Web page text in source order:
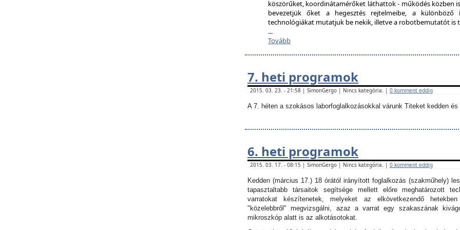
köszörűket, koordinátamérőket láthattok - működés közben
bevezetjük őket a hegesztés rejtelmeibe, a különböző
technológiákat mutatjuk be nekik, illetve a robotbemutatót is
...
Tovább
7. heti programok
2015. 03. 23. - 21:58 | SimonGergo | Nincs kategória. | 0 komment eddig
A 7. héten a szokásos laborfoglalkozásokkal várunk Titeket kedden
6. heti programok
2015. 03. 17. - 08:15 | SimonGergo | Nincs kategória. | 0 komment eddig
Kedden (március 17.) 18 órától irányított foglalkozás (szakműhely)
tapasztaltabb társaitok segítsége mellett előre meghatározott
varratokat készítenetek, melyeket az elkövetkezendő
"közelebbről" megvizsgálni, azaz a varrat egy szakaszának
mikroszkóp alatt is az alkotásotokat.